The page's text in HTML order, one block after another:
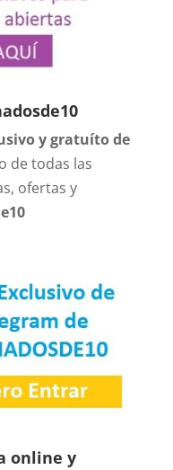
y gratuíto de
de todas las
ofertas y
online y